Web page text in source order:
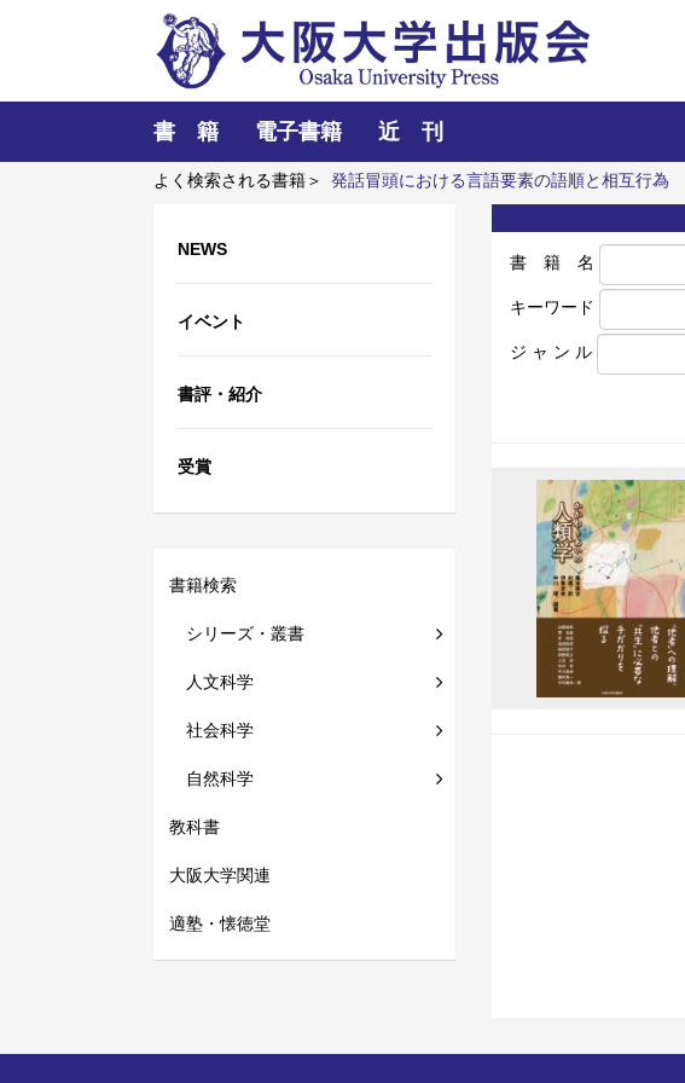
書 籍 電子書籍 近 刊
よく検索される書籍＞ 発話冒頭における言語要素の語順と相互行為
佐治敬三“百面相”大阪が生んだ稀代の経営者
NEWS
イベント
書評・紹介
受賞
書籍検索
シリーズ・叢書
人文科学
社会科学
自然科学
教科書
大阪大学関連
適塾・懐徳堂
書 籍 名
キーワード
ジ ャ ン ル